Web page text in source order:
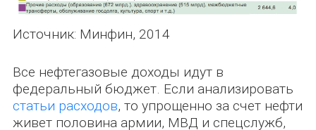
Источник: Минфин, 2014
Все нефтегазовые доходы идут в
федеральный бюджет. Если анализировать
статьи расходов, то упрощенно за счет нефти
живет половина армии, МВД и спецслужб,